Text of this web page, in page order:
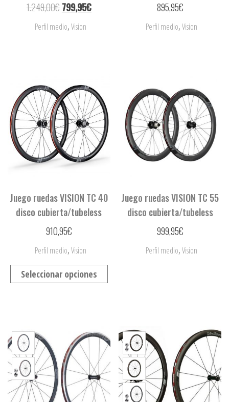
1.249,00€799,95€
Perfil medio,Vision
895,95€
Perfil medio,Vision
Juego ruedas VISION TC 40
disco cubierta/tubeless
910,95€
Perfil medio,Vision
Seleccionar opciones
Juego ruedas VISION TC 55
disco cubierta/tubeless
999,95€
Perfil medio,Vision